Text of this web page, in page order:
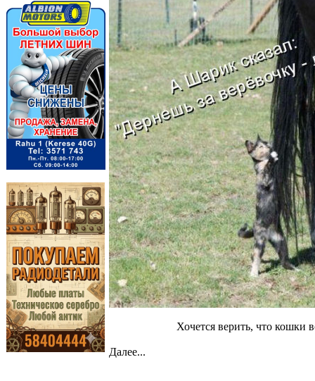
Хочется верить, что кошки
Далее...